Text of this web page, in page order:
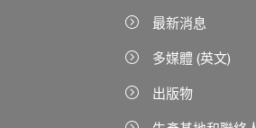
最新消息
多媒體 (英文)
出版物